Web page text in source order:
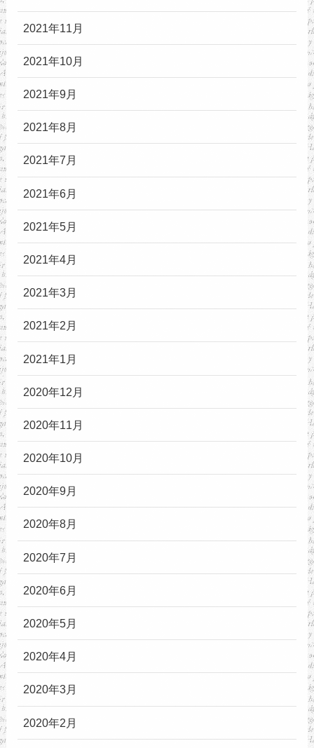
2021年11月
2021年10月
2021年9月
2021年8月
2021年7月
2021年6月
2021年5月
2021年4月
2021年3月
2021年2月
2021年1月
2020年12月
2020年11月
2020年10月
2020年9月
2020年8月
2020年7月
2020年6月
2020年5月
2020年4月
2020年3月
2020年2月